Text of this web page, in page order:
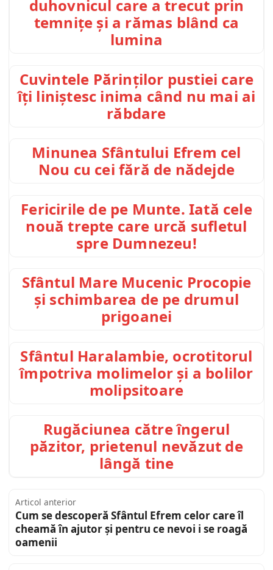
duhovnicul care a trecut prin
temnițe și a rămas blând ca
lumina
Cuvintele Părinților pustiei care
îți liniștesc inima când nu mai ai
răbdare
Minunea Sfântului Efrem cel
Nou cu cei fără de nădejde
Fericirile de pe Munte. Iată cele
nouă trepte care urcă sufletul
spre Dumnezeu!
Sfântul Mare Mucenic Procopie
și schimbarea de pe drumul
prigoanei
Sfântul Haralambie, ocrotitorul
împotriva molimelor și a bolilor
molipsitoare
Rugăciunea către îngerul
păzitor, prietenul nevăzut de
lângă tine
Articol anterior
Cum se descoperă Sfântul Efrem celor care îl
cheamă în ajutor și pentru ce nevoi i se roagă
oamenii